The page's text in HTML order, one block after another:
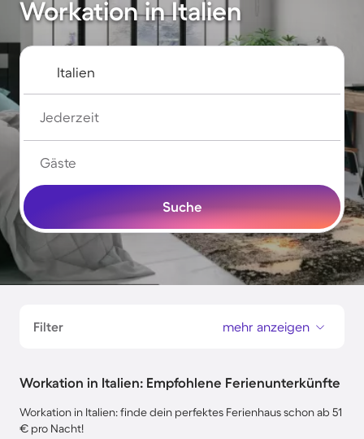
Workation in Italien
Jederzeit
Gäste
Suche
Filter mehr anzeigen
Workation in Italien: Empfohlene Ferienunterkünfte
Workation in Italien: finde dein perfektes Ferienhaus schon ab 51
€ pro Nacht!